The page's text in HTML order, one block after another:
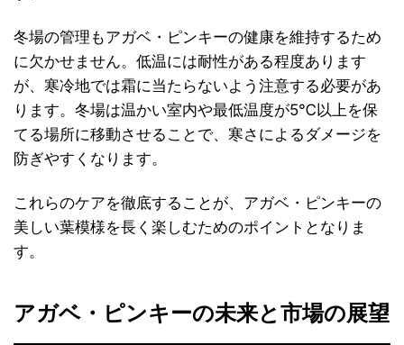
冬場の管理もアガベ・ピンキーの健康を維持するため
に欠かせません。低温には耐性がある程度あります
が、寒冷地では霜に当たらないよう注意する必要があ
ります。冬場は温かい室内や最低温度が5℃以上を保
てる場所に移動させることで、寒さによるダメージを
防ぎやすくなります。
これらのケアを徹底することが、アガベ・ピンキーの
美しい葉模様を長く楽しむためのポイントとなりま
す。
アガベ・ピンキーの未来と市場の展望